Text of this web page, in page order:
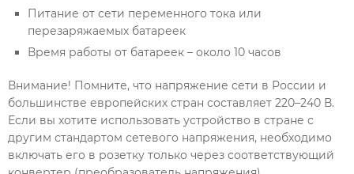
Питание от сети переменного тока или
перезаряжаемых батареек
Время работы от батареек – около 10 часов
Внимание! Помните, что напряжение сети в России и
большинстве европейских стран составляет 220–240 В.
Если вы хотите использовать устройство в стране с
другим стандартом сетевого напряжения, необходимо
включать его в розетку только через соответствующий